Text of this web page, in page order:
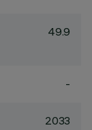
49.9
-
2033